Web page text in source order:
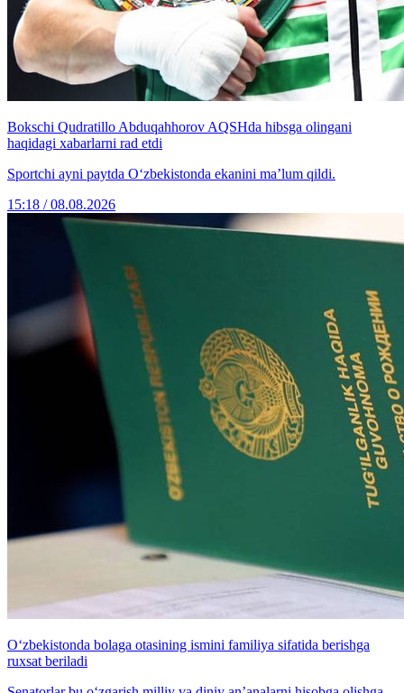
Bokschi Qudratillo Abduqahhorov AQSHda hibsga olingani
haqidagi xabarlarni rad etdi
Sportchi ayni paytda O‘zbekistonda ekanini ma’lum qildi.
15:18 / 08.08.2026
O‘zbekistonda bolaga otasining ismini familiya sifatida berishga
ruxsat beriladi